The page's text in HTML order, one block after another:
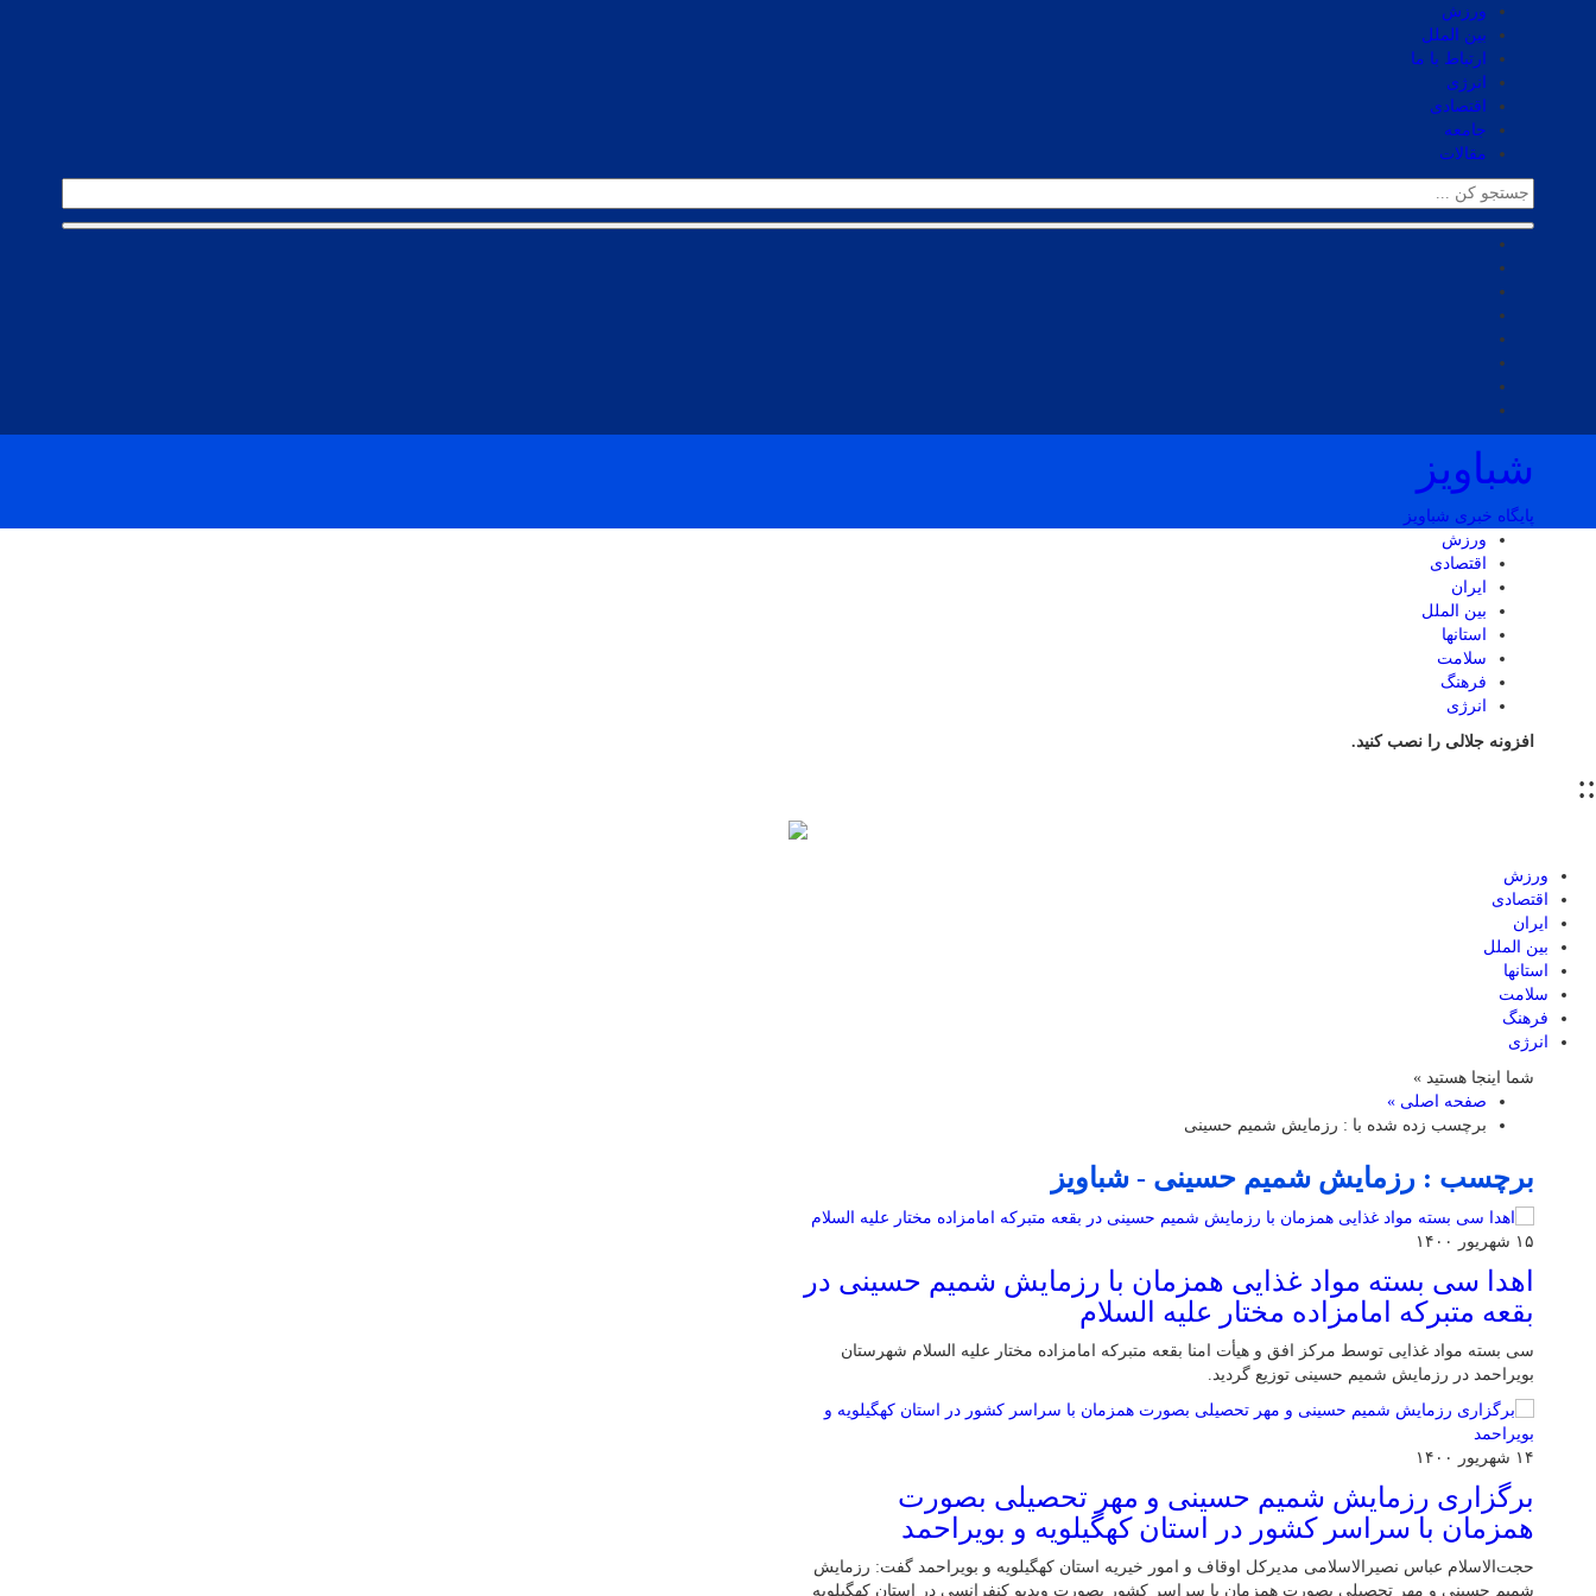
ورزش
بین الملل
ارتباط با ما
انرژی
اقتصادی
جامعه
مقالات
شباویز
پایگاه خبری شباویز
ورزش
اقتصادی
ایران
بین الملل
استانها
سلامت
فرهنگ
انرژی
افزونه جلالی را نصب کنید.
::
ورزش
اقتصادی
ایران
بین الملل
استانها
سلامت
فرهنگ
انرژی
شما اینجا هستید »
صفحه اصلی »
برچسب زده شده با : رزمایش شمیم حسینی
برچسب : رزمایش شمیم حسینی - شباویز
۱۵ شهریور ۱۴۰۰
اهدا سی بسته مواد غذایی همزمان با رزمایش شمیم حسینی در
بقعه متبرکه امامزاده مختار علیه السلام
سی بسته مواد غذایی توسط مرکز افق و هیأت امنا بقعه متبرکه امامزاده مختار علیه السلام شهرستان
بویراحمد در رزمایش شمیم حسینی توزیع گردید.
۱۴ شهریور ۱۴۰۰
برگزاری رزمایش شمیم حسینی و مهر تحصیلی بصورت
همزمان با سراسر کشور در استان کهگیلویه و بویراحمد
حجت‌الاسلام عباس نصیرالاسلامی مدیرکل اوقاف و امور خیریه استان کهگیلویه و بویراحمد گفت: رزمایش
شمیم حسینی و مهر تحصیلی بصورت همزمان با سراسر کشور بصورت ویدیو کنفرانسی در استان کهگیلویه